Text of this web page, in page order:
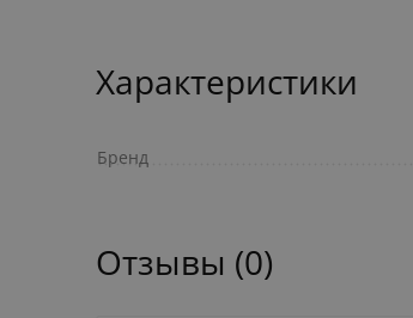
Характеристики
Бренд
Отзывы (0)